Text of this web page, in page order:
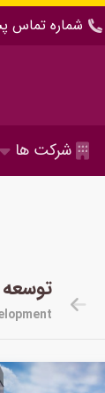
شماره تماس
شرکت ها